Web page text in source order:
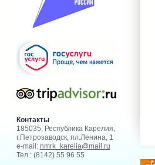
Контакты
185035, Республика Карелия,
г.Петрозаводск, пл.Ленина, 1
e-mail: nmrk_karelia@mail.ru
Тел.: (8142) 55 96 55